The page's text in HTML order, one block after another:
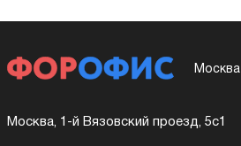
Москва
Москва, 1-й Вязовский проезд, 5с1